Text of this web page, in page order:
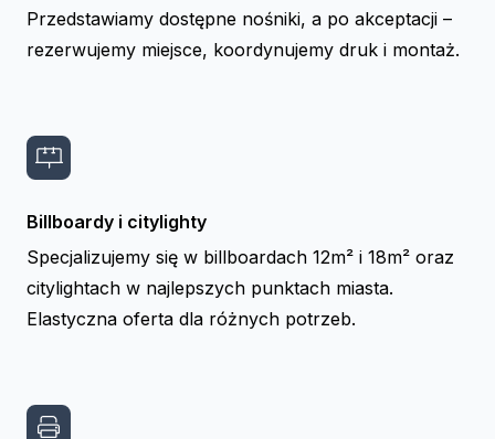
Przedstawiamy dostępne nośniki, a po akceptacji –
rezerwujemy miejsce, koordynujemy druk i montaż.
Billboardy i citylighty
Specjalizujemy się w billboardach 12m² i 18m² oraz
citylightach w najlepszych punktach miasta.
Elastyczna oferta dla różnych potrzeb.